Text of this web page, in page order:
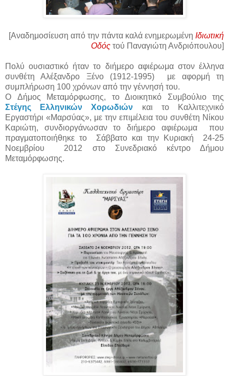
[Αναδημοσίευση από την πάντα καλά ενημερωμένη Ιδιωτική
Οδός τού Παναγιώτη Ανδριόπουλου]
Πολύ ουσιαστικό ήταν το διήμερο αφιέρωμα στον έλληνα
συνθέτη Αλέξανδρο Ξένο (1912-1995) με αφορμή τη
συμπλήρωση 100 χρόνων από την γέννησή του.
O Δήμος Μεταμόρφωσης, το Διοικητικό Συμβούλιο της
Στέγης Ελληνικών Χορωδιών
και το Καλλιτεχνικό
Εργαστήρι «Μαρσύας», με την επιμέλεια του συνθέτη Νίκου
Καριώτη, συνδιοργάνωσαν το διήμερο αφιέρωμα που
πραγματοποιήθηκε το Σάββατο και την Κυριακή 24-25
Νοεμβρίου 2012 στο Συνεδριακό κέντρο Δήμου
Μεταμόρφωσης.